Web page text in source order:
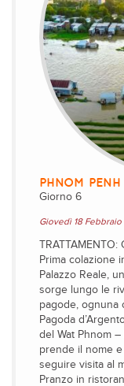
PHNOM
Giorno 6
Giovedì 18 Febbraio
Prima colazione
Palazzo Reale,
sorge lungo le
pagode, ognuna
Pagoda
del Wat Phnom
prende il nome
seguire visita al
Pranzo in